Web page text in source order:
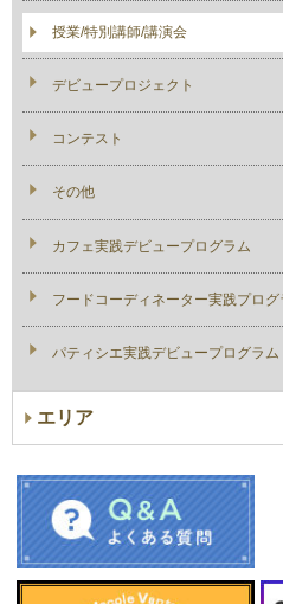
授業/特別講師/講演会
デビュープロジェクト
コンテスト
その他
カフェ実践デビュープログラム
フードコーディネーター実践プログ
パティシエ実践デビュープログラム
エリア